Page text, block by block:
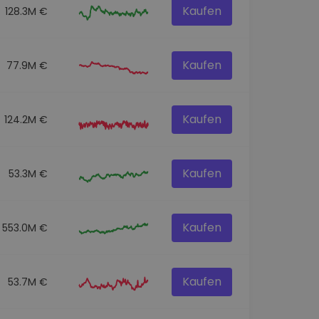
128.3M € Kaufen
77.9M € Kaufen
124.2M € Kaufen
53.3M € Kaufen
553.0M € Kaufen
53.7M € Kaufen